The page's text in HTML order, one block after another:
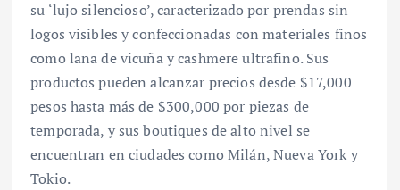
su ‘lujo silencioso’, caracterizado por prendas sin
logos visibles y confeccionadas con materiales finos
como lana de vicuña y cashmere ultrafino. Sus
productos pueden alcanzar precios desde $17,000
pesos hasta más de $300,000 por piezas de
temporada, y sus boutiques de alto nivel se
encuentran en ciudades como Milán, Nueva York y
Tokio.